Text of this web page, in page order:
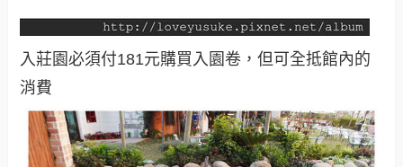
入莊園必須付181元購買入園卷，但可全抵館內的
消費